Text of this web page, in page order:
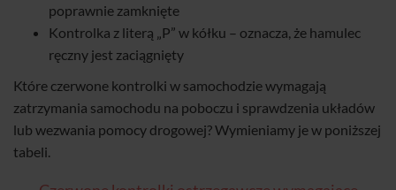
poprawnie zamknięte
Kontrolka z literą „P” w kółku – oznacza, że hamulec
ręczny jest zaciągnięty
Które czerwone kontrolki w samochodzie wymagają
zatrzymania samochodu na poboczu i sprawdzenia układów
lub wezwania pomocy drogowej? Wymieniamy je w poniższej
tabeli.